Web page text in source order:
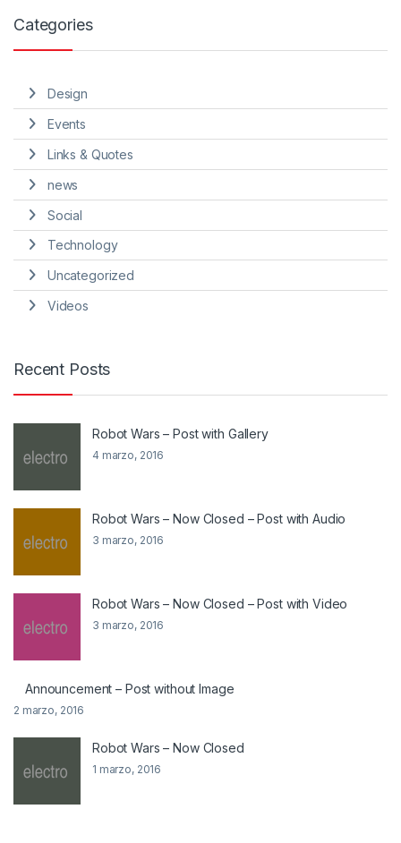
Categories
Design
Events
Links & Quotes
news
Social
Technology
Uncategorized
Videos
Recent Posts
Robot Wars – Post with Gallery
4 marzo, 2016
Robot Wars – Now Closed – Post with Audio
3 marzo, 2016
Robot Wars – Now Closed – Post with Video
3 marzo, 2016
Announcement – Post without Image
2 marzo, 2016
Robot Wars – Now Closed
1 marzo, 2016